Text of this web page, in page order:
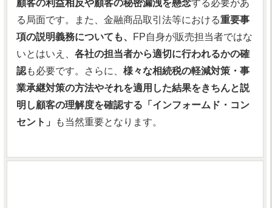
顧客の利益相反や顧客の秘密漏洩を懸念する必要があ
る局面です。また、金融商品取引法等における重要事
項の説明義務についても、
FP自身が販売担当者ではな
いとはいえ、 各社の担当者から適切に行われるかの確
認も必要です。さらに、 様々な相続税の軽減対策・事
業承継対策の方法やそれを適用した結果をきちんと説
明し顧客の理解度を確認する「インフォームド・コン
セント」
も当然重要となります。